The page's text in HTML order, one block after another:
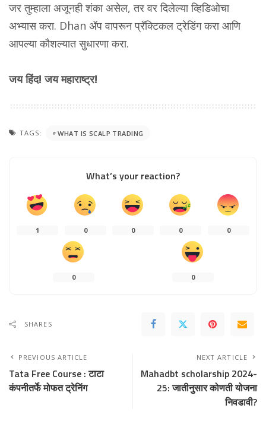
जर तुम्हाला अजूनही शंका असेल, तर वर दिलेल्या व्हिडिओचा
अभ्यास करा. Dhan ॲप वापरून प्रॅक्टिकल ट्रेडिंग करा आणि
आपल्या कौशल्यात सुधारणा करा.
जय हिंद! जय महाराष्ट्र!
TAGS: WHAT IS SCALP TRADING
What’s your reaction?
1 0 0 0 0
0 0
SHARES
PREVIOUS ARTICLE
Tata Free Course : टाटा
कंपनीतर्फे मोफत ट्रेनिंग
NEXT ARTICLE
Mahadbt scholarship 2024-
25: जातीनुसार कोणती योजना
निवडावी?